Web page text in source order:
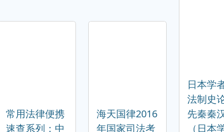
常用法律便携
速查系列：中
海天国律2016
年国家司法考
日本学
法制史
先秦秦
（日本